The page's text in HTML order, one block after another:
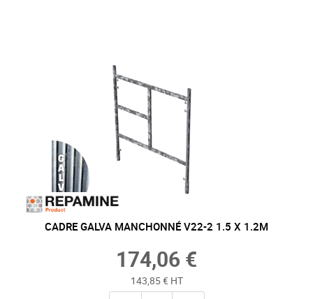
CADRE GALVA MANCHONNÉ V22-2 1.5 X 1.2M
174,06 €
143,85 € HT